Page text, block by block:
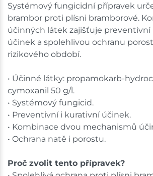
Systémový fungicidní přípravek
brambor proti plísni bramborové.
účinných látek zajišťuje preventivní
účinek a spolehlivou ochranu
rizikového období.
• Účinné látky: propamokarb-
cymoxanil 50 g/l.
• Systémový fungicid.
• Preventivní i kurativní účinek.
• Kombinace dvou mechanismů
• Ochrana natě i porostu.
Proč zvolit tento přípravek?